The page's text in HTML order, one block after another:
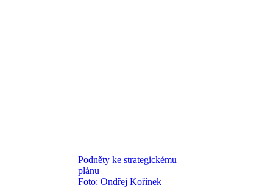
Podněty ke strategickému
plánu
Foto: Ondřej Kořínek